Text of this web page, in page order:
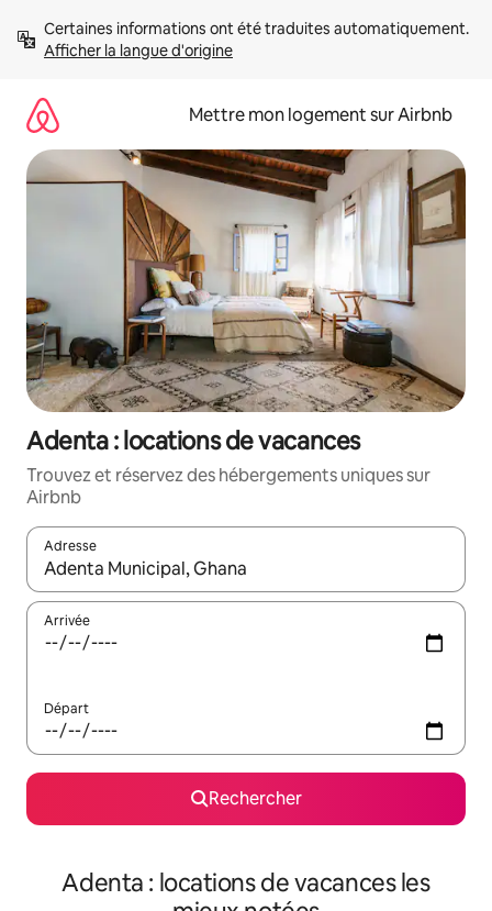
directement
Afficher la langue d'origine
Mettre mon logement sur Airbnb
Adenta : locations de vacances
Trouvez et réservez des hébergements uniques sur
Airbnb
Adresse
Lorsque les résultats s'affichent, utilisez les flèches vers le
Arrivée
Départ
Rechercher
Adenta : locations de vacances les